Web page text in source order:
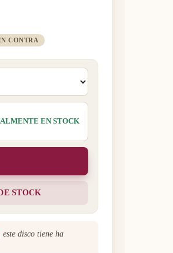
CONTRA
EN STOCK
STOCK
, este disco tiene ha